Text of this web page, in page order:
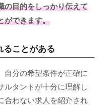
の目的をしっかり伝えて
ができます。
ことがある
自分の希望条件が正確に
ルタントが十分に理解し
合わない求人を紹介され